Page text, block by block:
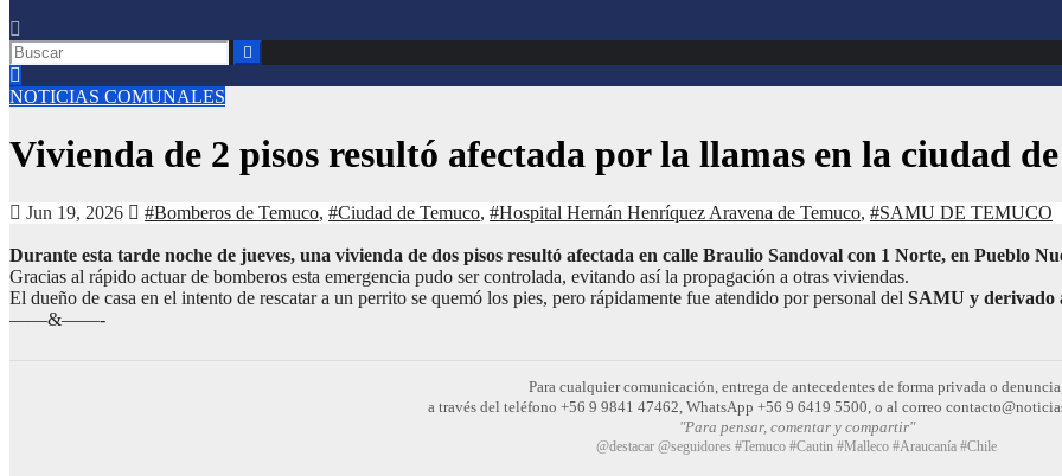
NOTICIAS COMUNALES
Vivienda de 2 pisos resultó afectada por la llamas en la ciudad
Jun 19, 2026 #Bomberos de Temuco, #Ciudad de Temuco, #Hospital Hernán Henríquez Aravena de Temuco, #SAMU DE TEMUCO
Durante esta tarde noche de jueves, una vivienda de dos pisos resultó afectada en calle Braulio Sandoval con 1 Norte, en Pueblo
Gracias al rápido actuar de bomberos esta emergencia pudo ser controlada, evitando así la propagación a otras viviendas.
El dueño de casa en el intento de rescatar a un perrito se quemó los pies, pero rápidamente fue atendido por personal del SAMU y derivado
——&——-
Para cualquier comunicación, entrega de antecedentes de forma privada o denuncia,
a través del teléfono +56 9 9841 47462, WhatsApp +56 9 6419 5500, o al correo
"Para pensar, comentar y compartir"
@destacar @seguidores #Temuco #Cautin #Malleco #Araucanía #Chile